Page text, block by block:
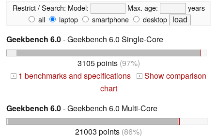
Restrict / Search: Model: Max. age:
years
all
laptop smartphone desktop
Geekbench 6.0- Geekbench 6.0 Single-Core
3105 points(97%)
+ 1 benchmarks and specifications + Show comparison
chart
Geekbench 6.0- Geekbench 6.0 Multi-Core
21003 points (86%)